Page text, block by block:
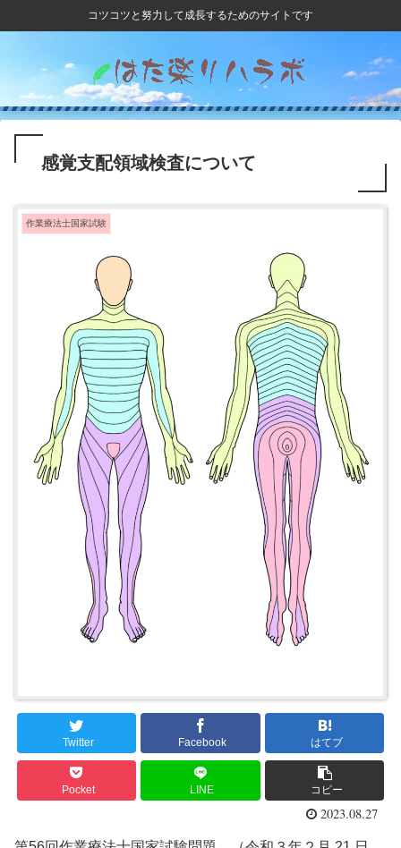
コツコツと努力して成長するためのサイトです
感覚支配領域検査について
作業療法士国家試験
Twitter Facebook はてブ
Pocket LINE コピー
2023.08.27